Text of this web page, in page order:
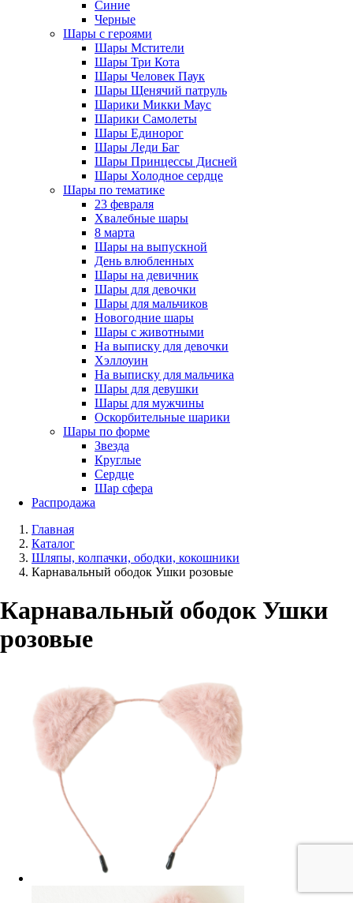
Синие
Черные
Шары с героями
Шары Мстители
Шары Три Кота
Шары Человек Паук
Шары Щенячий патруль
Шарики Микки Маус
Шарики Самолеты
Шары Единорог
Шары Леди Баг
Шары Принцессы Дисней
Шары Холодное сердце
Шары по тематике
23 февраля
Хвалебные шары
8 марта
Шары на выпускной
День влюбленных
Шары на девичник
Шары для девочки
Шары для мальчиков
Новогодние шары
Шары с животными
На выписку для девочки
Хэллоуин
На выписку для мальчика
Шары для девушки
Шары для мужчины
Оскорбительные шарики
Шары по форме
Звезда
Круглые
Сердце
Шар сфера
Распродажа
Главная
Каталог
Шляпы, колпачки, ободки, кокошники
Карнавальный ободок Ушки розовые
Карнавальный ободок Ушки
розовые